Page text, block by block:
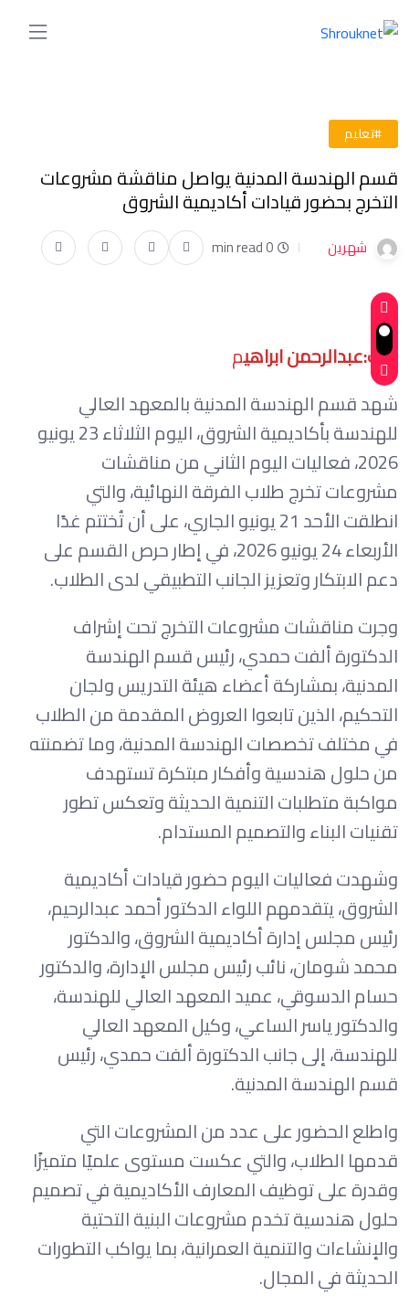
#تعليم
قسم الهندسة المدنية يواصل مناقشة مشروعات
التخرج بحضور قيادات أكاديمية الشروق
شهرين 0 min read
كتب:عبدالرحمن ابراهيم
شهد قسم الهندسة المدنية بالمعهد العالي
للهندسة بأكاديمية الشروق، اليوم الثلاثاء 23 يونيو
2026، فعاليات اليوم الثاني من مناقشات
مشروعات تخرج طلاب الفرقة النهائية، والتي
انطلقت الأحد 21 يونيو الجاري، على أن تُختتم غدًا
الأربعاء 24 يونيو 2026، في إطار حرص القسم على
دعم الابتكار وتعزيز الجانب التطبيقي لدى الطلاب.
وجرت مناقشات مشروعات التخرج تحت إشراف
الدكتورة ألفت حمدي، رئيس قسم الهندسة
المدنية، بمشاركة أعضاء هيئة التدريس ولجان
التحكيم، الذين تابعوا العروض المقدمة من الطلاب
في مختلف تخصصات الهندسة المدنية، وما تضمنته
من حلول هندسية وأفكار مبتكرة تستهدف
مواكبة متطلبات التنمية الحديثة وتعكس تطور
تقنيات البناء والتصميم المستدام.
وشهدت فعاليات اليوم حضور قيادات أكاديمية
الشروق، يتقدمهم اللواء الدكتور أحمد عبدالرحيم،
رئيس مجلس إدارة أكاديمية الشروق، والدكتور
محمد شومان، نائب رئيس مجلس الإدارة، والدكتور
حسام الدسوقي، عميد المعهد العالي للهندسة،
والدكتور ياسر الساعي، وكيل المعهد العالي
للهندسة، إلى جانب الدكتورة ألفت حمدي، رئيس
قسم الهندسة المدنية.
واطلع الحضور على عدد من المشروعات التي
قدمها الطلاب، والتي عكست مستوى علميًا متميزًا
وقدرة على توظيف المعارف الأكاديمية في تصميم
حلول هندسية تخدم مشروعات البنية التحتية
والإنشاءات والتنمية العمرانية، بما يواكب التطورات
الحديثة في المجال.